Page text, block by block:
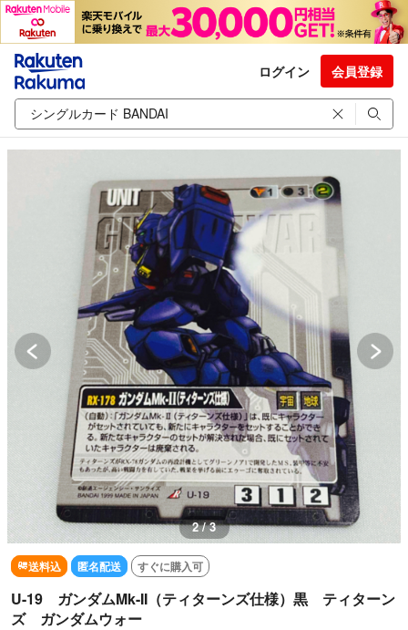
ログイン 会員登録
3 / 3
送料込 匿名配送 すぐに購入可
U-19 ガンダムMk-II（ティターンズ仕様）黒 ティターン
ズ ガンダムウォー